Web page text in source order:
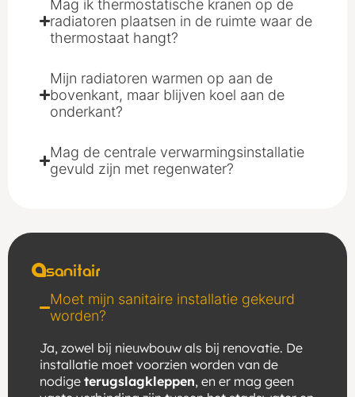
Mag ik thermostatische kranen op de
radiatoren plaatsen in de ruimte waar de
thermostaat hangt?
Mijn radiatoren warmen op aan de
bovenkant, maar blijven koel aan de
onderkant?
Mag de centrale verwarmingsinstallatie
gevuld zijn met regenwater?
sanitair
Moet mijn sanitaire installatie gekeurd
worden?
Ja, zowel bij nieuwbouw als bij renovatie. De
installatie moet voorzien worden van de
nodige terugslagkleppen, en er mag geen